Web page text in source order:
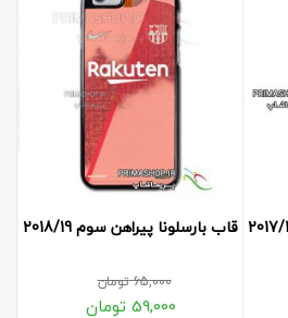
قاب بارسلونا پیراهن سوم 2018/19
65,000تومان
59,000 تومان